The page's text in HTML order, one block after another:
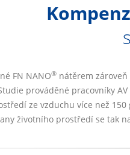
FN NANO® nátěrem
prováděné pracovníky
ze vzduchu více než
životního prostředí se tak